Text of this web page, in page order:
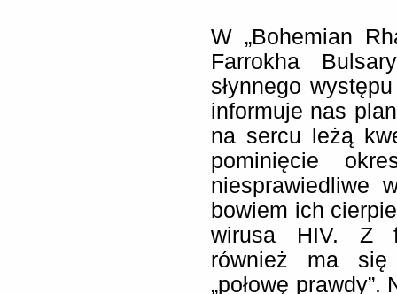
W „Bohemian
Farrokha
słynnego
informuje nas
na sercu leżą
pominięcie
niesprawiedliwe
bowiem ich
wirusa HIV. Z
również ma
„połowę